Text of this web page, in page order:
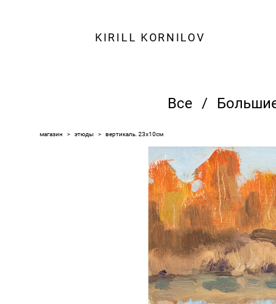
KIRILL KORNILOV
Все /
магазин > этюды > вертикаль. 23х10см